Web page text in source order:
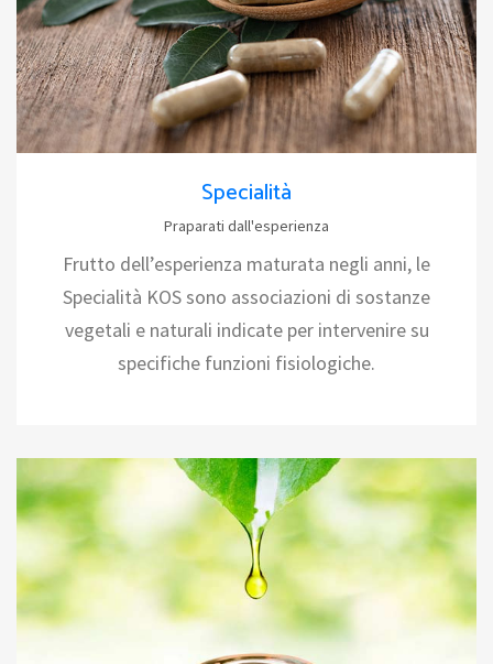
Specialità
Praparati dall'esperienza
Frutto dell’esperienza maturata negli anni, le
Specialità KOS sono associazioni di sostanze
vegetali e naturali indicate per intervenire su
specifiche funzioni fisiologiche.